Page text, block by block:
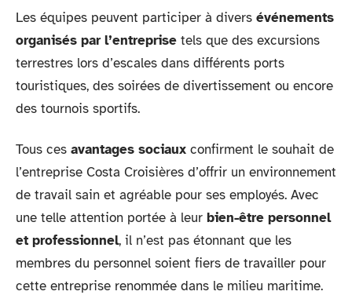
Les équipes peuvent participer à divers événements
organisés par l’entreprise tels que des excursions
terrestres lors d’escales dans différents ports
touristiques, des soirées de divertissement ou encore
des tournois sportifs.
Tous ces avantages sociaux confirment le souhait de
l’entreprise Costa Croisières d’offrir un environnement
de travail sain et agréable pour ses employés. Avec
une telle attention portée à leur bien-être personnel
et professionnel, il n’est pas étonnant que les
membres du personnel soient fiers de travailler pour
cette entreprise renommée dans le milieu maritime.